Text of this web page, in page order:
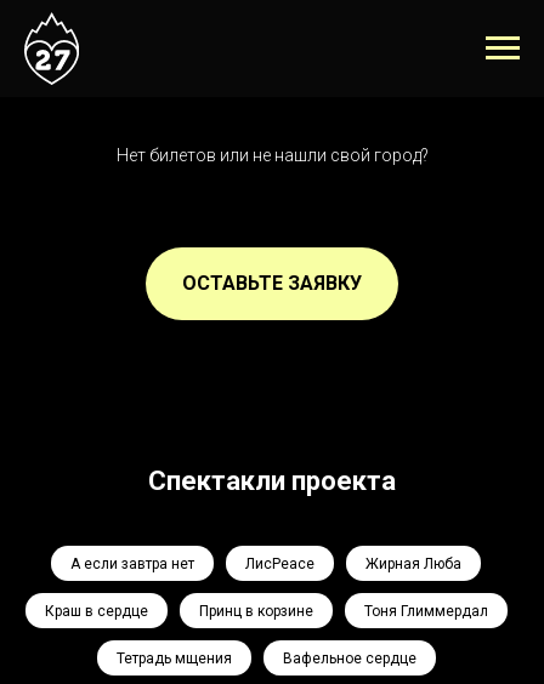
Нет билетов или не нашли свой город?
ОСТАВЬТЕ ЗАЯВКУ
Спектакли проекта
А если завтра нет ЛисPeace Жирная Люба
Краш в сердце Принц в корзине Тоня Глиммердал
Тетрадь мщения Вафельное сердце